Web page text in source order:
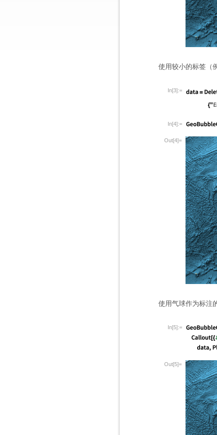
使用较小的标签（
In[3]:=
In[4]:=
Out[4]=
使用气球作为标注
In[5]:=
Out[5]=